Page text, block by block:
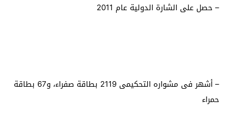
– حصل على الشارة الدولية عام 2011
– أشهر فى مشواره التحكيمى 2119 بطاقة صفراء، و67 بطاقة
حمراء